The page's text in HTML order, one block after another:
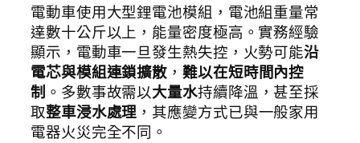
電動車使用大型鋰電池模組，電池組重量常
達數十公斤以上，能量密度極高。實務經驗
顯示，電動車一旦發生熱失控，火勢可能沿
電芯與模組連鎖擴散 ，難以在短時間內控
制 。多數事故需以大量水持續降溫，甚至採
取整車浸水處理 ，其應變方式已與一般家用
電器火災完全不同。